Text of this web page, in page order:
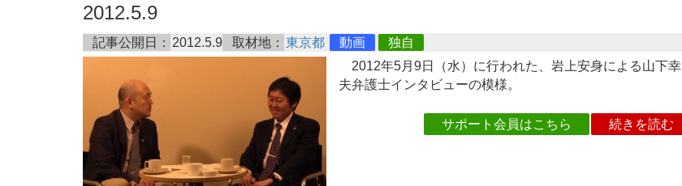
2012.5.9
記事公開日： 2012.5.9 取材地： 東京都 動画
独自
2012年5月9日（水）に行われた、岩上安身による山下幸
夫弁護士インタビューの模様。
サポート会員はこちら 続きを読む